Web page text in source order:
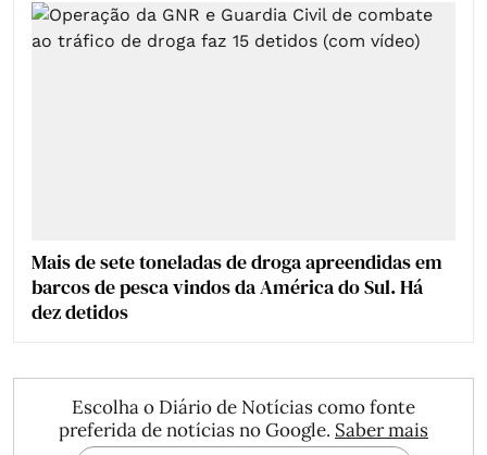
Mais de sete toneladas de droga apreendidas em
barcos de pesca vindos da América do Sul. Há
dez detidos
Escolha o Diário de Notícias como fonte
preferida de notícias no Google. Saber mais